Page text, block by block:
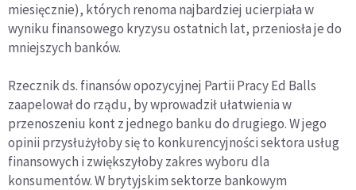
miesięcznie), których renoma najbardziej ucierpiała w
wyniku finansowego kryzysu ostatnich lat, przeniosła je do
mniejszych banków.
Rzecznik ds. finansów opozycyjnej Partii Pracy Ed Balls
zaapelował do rządu, by wprowadził ułatwienia w
przenoszeniu kont z jednego banku do drugiego. W jego
opinii przysłużyłoby się to konkurencyjności sektora usług
finansowych i zwiększyłoby zakres wyboru dla
konsumentów. W brytyjskim sektorze bankowym